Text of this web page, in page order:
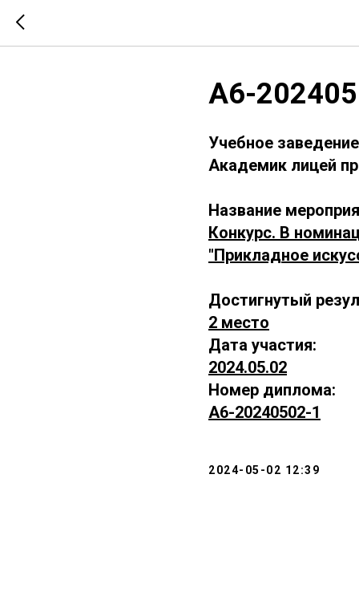
А6-
Учебное
Академик лицей
Название
Конкурс. В
"Прикладное
Достигнутый
2 место
Дата участия:
2024.05.02
Номер диплома:
А6-20240502-1
2024-05-02 12:39